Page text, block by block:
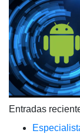
Entradas